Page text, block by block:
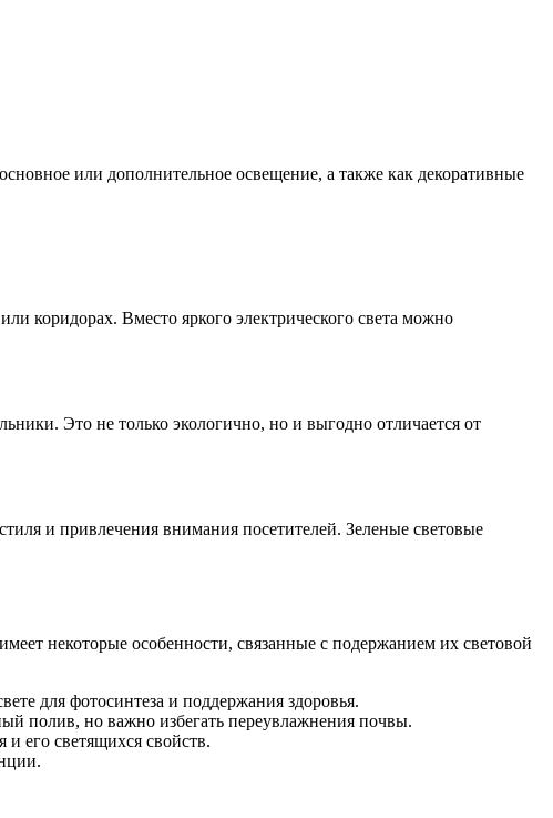
или дополнительное освещение, а также как декоративные
коридорах. Вместо яркого электрического света можно
Это не только экологично, но и выгодно отличается от
и привлечения внимания посетителей. Зеленые световые
некоторые особенности, связанные с подержанием их световой
для фотосинтеза и поддержания здоровья.
полив, но важно избегать переувлажнения почвы.
и его светящихся свойств.